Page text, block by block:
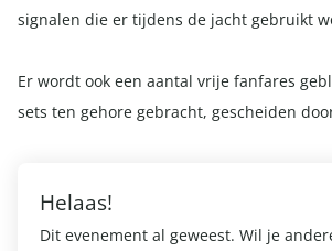
signalen die er tijdens de jacht gebruikt
Er wordt ook een aantal vrije fanfares
sets ten gehore gebracht, gescheiden
Helaas!
Dit evenement al geweest. Wil je